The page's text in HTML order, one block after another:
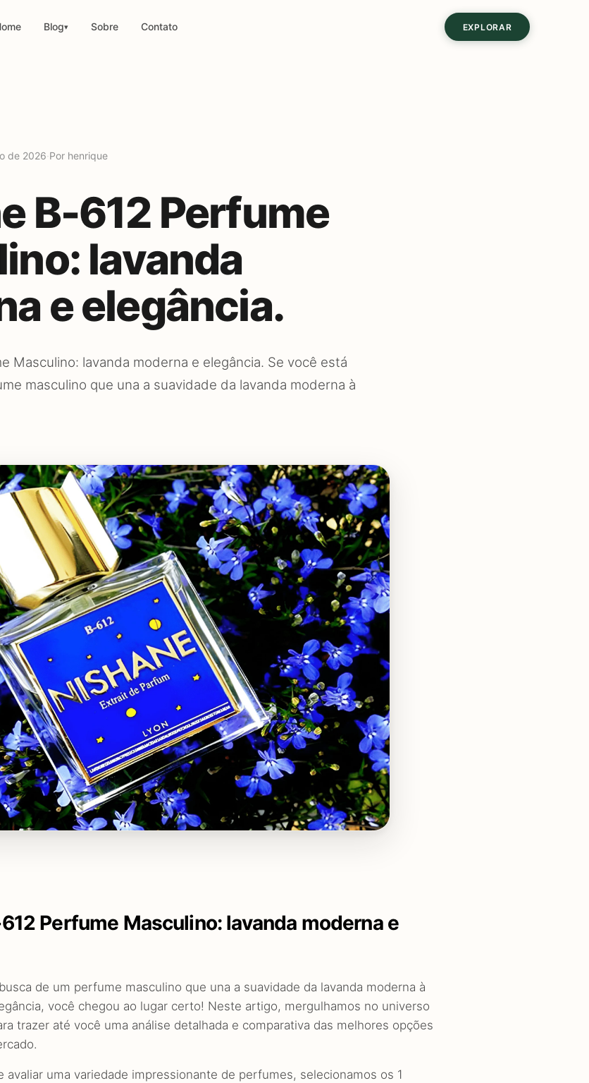
Blog▾ Sobre Contato EXPLORAR
de 2026·Por henrique
B-612 Perfume
lavanda
e elegância.
Masculino: lavanda moderna e elegância. Se você está
masculino que una a suavidade da lavanda moderna à
Perfume Masculino: lavanda moderna e
de um perfume masculino que una a suavidade da lavanda moderna à
você chegou ao lugar certo! Neste artigo, mergulhamos no universo
trazer até você uma análise detalhada e comparativa das melhores opções
avaliar uma variedade impressionante de perfumes, selecionamos os 1